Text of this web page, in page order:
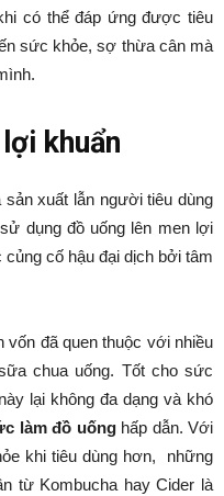
có thể đáp ứng được tiêu
sức khỏe, sợ thừa cân mà
khuẩn
xuất lẫn người tiêu dùng
dụng đồ uống lên men lợi
cố hậu đại dịch bởi tâm
vốn đã quen thuộc với nhiều
chua uống. Tốt cho sức
lại không đa dạng và khó
làm đồ uốnghấp dẫn. Với
khi tiêu dùng hơn, những
từ Kombucha hay Cider là